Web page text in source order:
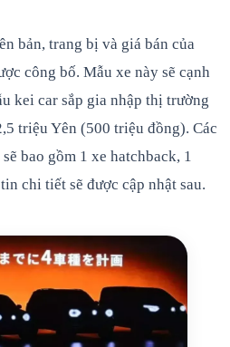
bản, trang bị và giá bán của
công bố. Mẫu xe này sẽ cạnh
kei car sắp gia nhập thị trường
triệu Yên (500 triệu đồng). Các
bao gồm 1 xe hatchback, 1
chi tiết sẽ được cập nhật sau.